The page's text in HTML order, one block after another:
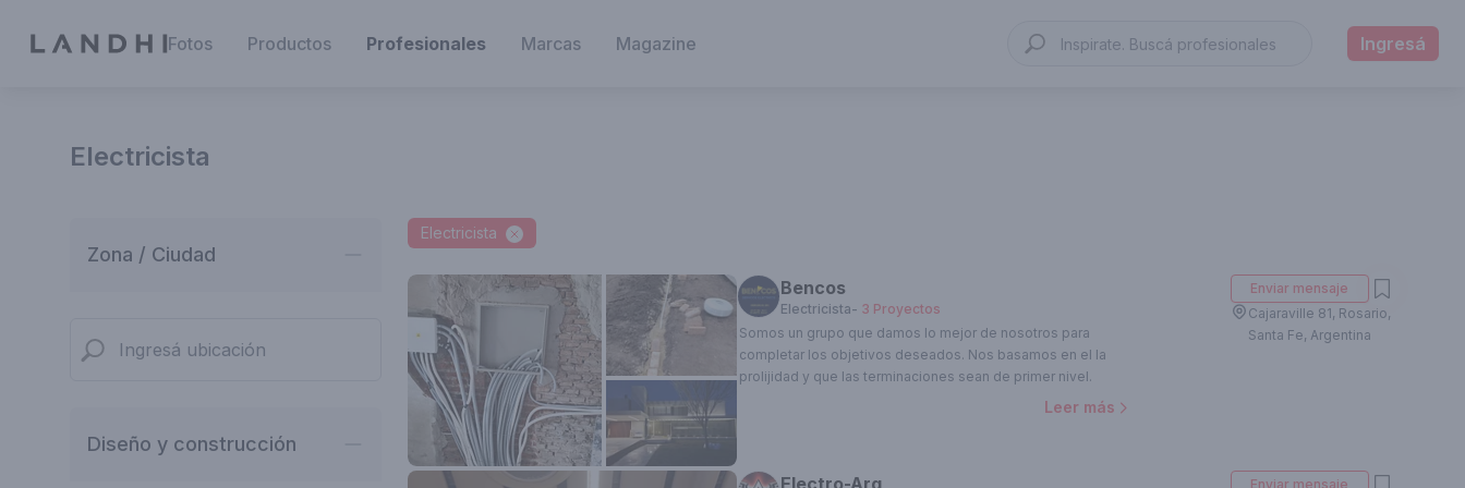
Fotos Productos Profesionales Marcas Magazine Ingresá
Electricista
Zona / Ciudad
Diseño y construcción
Electricista
Bencos
Electricista- 3 Proyectos
Somos un grupo que damos lo mejor de nosotros para
completar los objetivos deseados. Nos basamos en el la
prolijidad y que las terminaciones sean de primer nivel.
Leer más
Enviar mensaje
Cajaraville 81, Rosario,
Santa Fe, Argentina
Electro-Arq
Enviar mensaje